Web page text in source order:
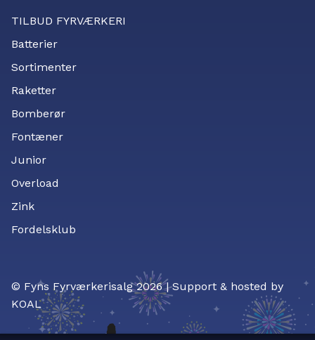
TILBUD FYRVÆRKERI
Batterier
Sortimenter
Raketter
Bomberør
Fontæner
Junior
Overload
Zink
Fordelsklub
© Fyns Fyrværkerisalg 2026 | Support & hosted by
KOAL